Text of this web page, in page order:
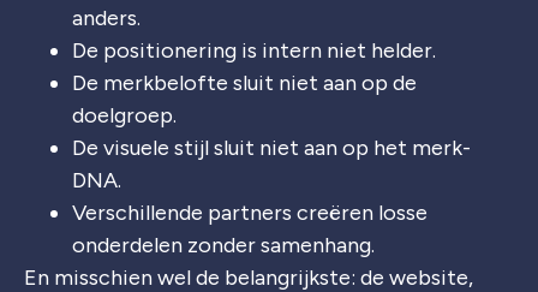
anders.
De positionering is intern niet helder.
De merkbelofte sluit niet aan op de
doelgroep.
De visuele stijl sluit niet aan op het merk-
DNA.
Verschillende partners creëren losse
onderdelen zonder samenhang.
En misschien wel de belangrijkste: de website,